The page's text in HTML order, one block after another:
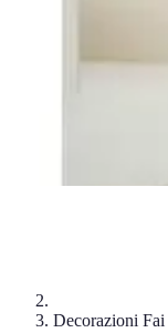
Decorazioni Fai